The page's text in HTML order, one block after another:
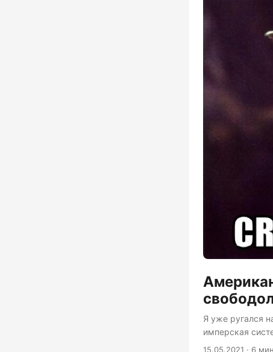
Я уже ругался
имперская
нибудь
15.05.2021 · 6 мин